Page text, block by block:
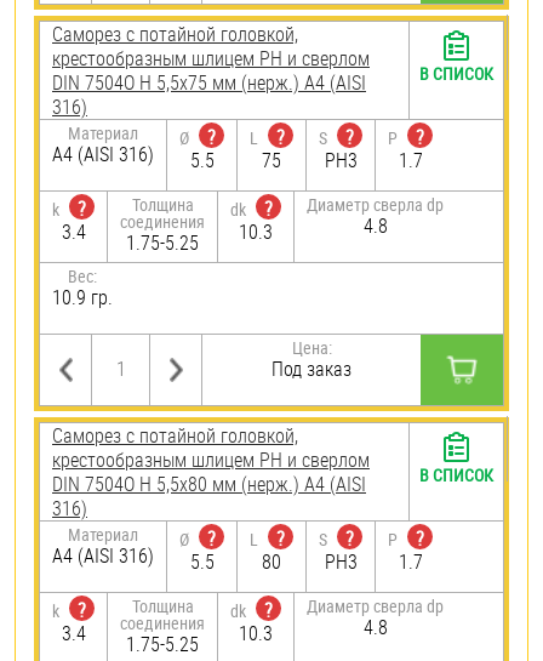
Саморез с потайной головкой,
крестообразным шлицем PH и сверлом
DIN 7504O H 5,5х75 мм (нерж.) A4 (AISI
316)
Материал
A4 (AISI 316)
Ø
?
5.5
L
?
75
S
?
PH3
P
?
1.7
k
?
3.4
Толщина
соединения
1.75-5.25
dk
?
10.3
Диаметр сверла dp
4.8
Вес:
10.9 гр.
Цена:
Под заказ
В СПИСОК
Саморез с потайной головкой,
крестообразным шлицем PH и сверлом
DIN 7504O H 5,5х80 мм (нерж.) A4 (AISI
316)
Материал
A4 (AISI 316)
Ø
?
5.5
L
?
80
S
?
PH3
P
?
1.7
k
?
3.4
Толщина
соединения
1.75-5.25
dk
?
10.3
Диаметр сверла dp
4.8
В СПИСОК